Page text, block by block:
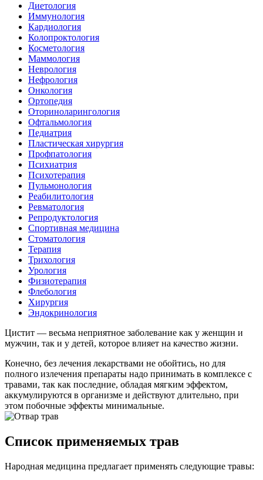
Диетология
Иммунология
Кардиология
Колопроктология
Косметология
Маммология
Неврология
Нефрология
Онкология
Ортопедия
Оториноларингология
Офтальмология
Педиатрия
Пластическая хирургия
Профпатология
Психиатрия
Психотерапия
Пульмонология
Реабилитология
Ревматология
Репродуктология
Спортивная медицина
Стоматология
Терапия
Трихология
Урология
Физиотерапия
Флебология
Хирургия
Эндокринология
Цистит — весьма неприятное заболевание как у женщин и
мужчин, так и у детей, которое влияет на качество жизни.
Конечно, без лечения лекарствами не обойтись, но для
полного излечения препараты надо принимать в комплексе с
травами, так как последние, обладая мягким эффектом,
аккумулируются в организме и действуют длительно, при
этом побочные эффекты минимальные.
Список применяемых трав
Народная медицина предлагает применять следующие травы: